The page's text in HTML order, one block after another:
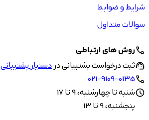
شرایط و ضوابط
سوالات متداول
callروش های ارتباطی
support_agentثبت درخواست پشتیبانی دردستیار پشتیبانی
call
021-9109-0135
scheduleشنبه تا چهارشنبه، 9 تا 17
پنجشنبه، 9 تا 13